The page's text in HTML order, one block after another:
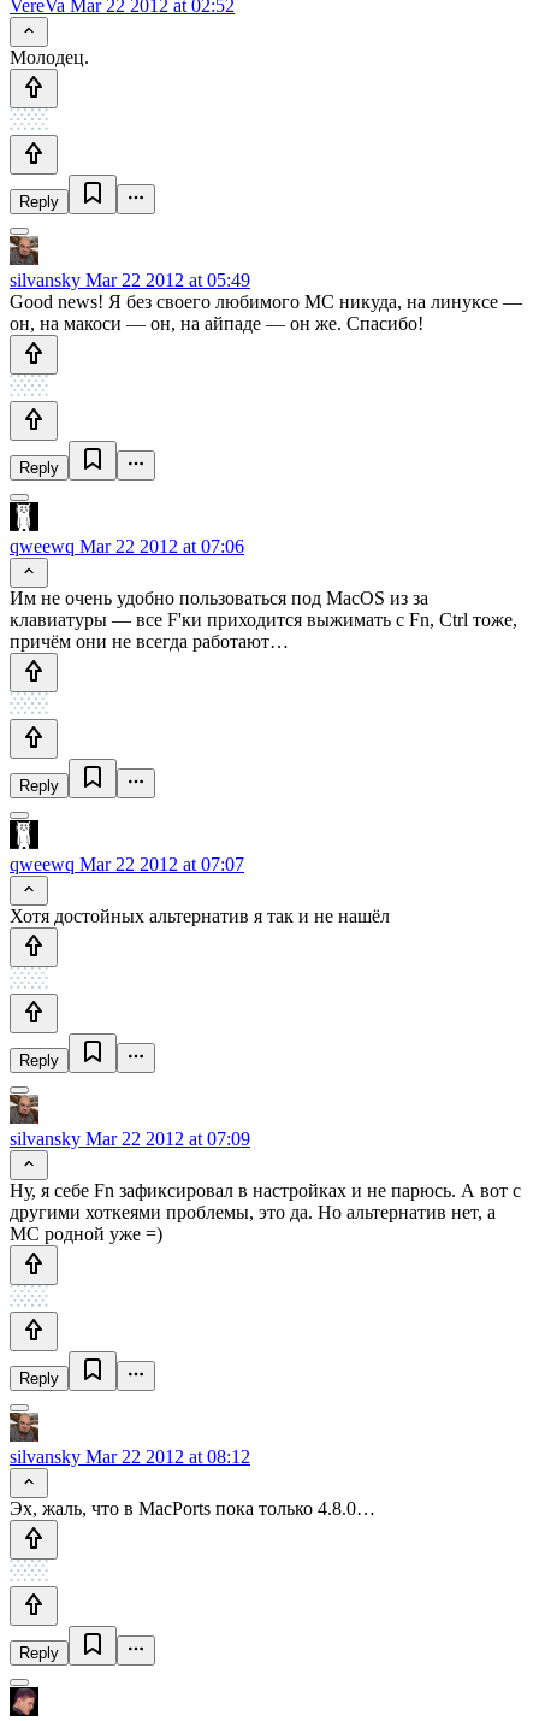
VereVa Mar 22 2012 at 02:52
Молодец.
Reply
silvansky Mar 22 2012 at 05:49
Good news! Я без своего любимого MC никуда, на линуксе —
он, на макоси — он, на айпаде — он же. Спасибо!
Reply
qweewq Mar 22 2012 at 07:06
Им не очень удобно пользоваться под MacOS из за
клавиатуры — все F'ки приходится выжимать с Fn, Сtrl тоже,
причём они не всегда работают…
Reply
qweewq Mar 22 2012 at 07:07
Хотя достойных альтернатив я так и не нашёл
Reply
silvansky Mar 22 2012 at 07:09
Ну, я себе Fn зафиксировал в настройках и не парюсь. А вот с
другими хоткеями проблемы, это да. Но альтернатив нет, а
MC родной уже =)
Reply
silvansky Mar 22 2012 at 08:12
Эх, жаль, что в MacPorts пока только 4.8.0…
Reply